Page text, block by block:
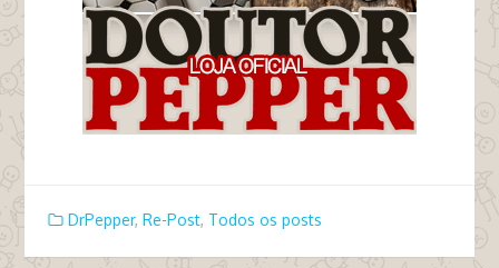
DrPepper, Re-Post, Todos os posts